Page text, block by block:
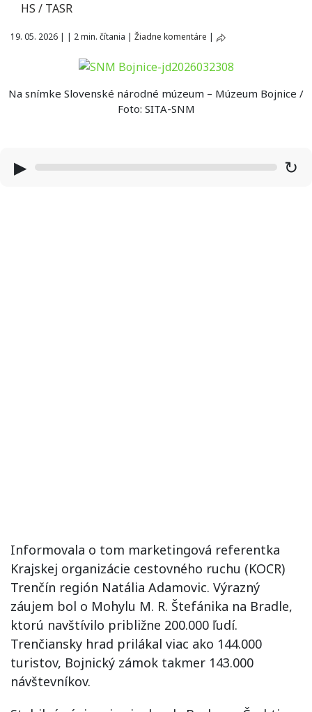
HS / TASR
19. 05. 2026 | | 2 min. čítania | Žiadne komentáre |
Na snímke Slovenské národné múzeum – Múzeum Bojnice /
Foto: SITA-SNM
▶ ↻
Informovala o tom marketingová referentka
Krajskej organizácie cestovného ruchu (KOCR)
Trenčín región Natália Adamovic. Výrazný
záujem bol o Mohylu M. R. Štefánika na Bradle,
ktorú navštívilo približne 200.000 ľudí.
Trenčiansky hrad prilákal viac ako 144.000
turistov, Bojnický zámok takmer 143.000
návštevníkov.